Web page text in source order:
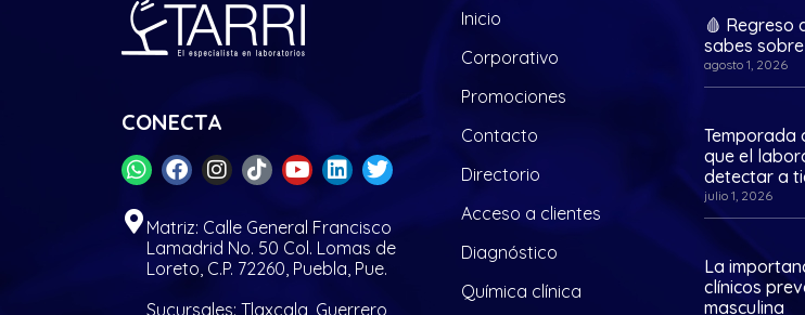
CONECTA
Matriz: Calle General Francisco
Lamadrid No. 50 Col. Lomas de
Loreto, C.P. 72260, Puebla, Pue.
Sucursales: Tlaxcala, Guerrero,
Inicio
Corporativo
Promociones
Contacto
Directorio
Acceso a clientes
Diagnóstico
Química clínica
🩸 Regreso
sabes
agosto 1, 2026
Temporada
que el
detectar a
julio 1, 2026
La
clínicos
masculina